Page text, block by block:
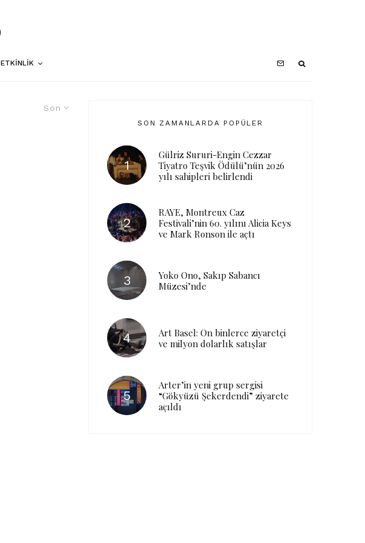
ETKINLIK
Son
SON ZAMANLARDA POPÜLER
Gülriz Sururi-Engin Cezzar
Tiyatro Teşvik Ödülü’nün 2026
yılı sahipleri belirlendi
RAYE, Montreux Caz
Festivali’nin 60. yılını Alicia Keys
ve Mark Ronson ile açtı
Yoko Ono, Sakıp Sabancı
Müzesi’nde
Art Basel: On binlerce ziyaretçi
ve milyon dolarlık satışlar
Arter’in yeni grup sergisi
“Gökyüzü Şekerdendi” ziyarete
açıldı